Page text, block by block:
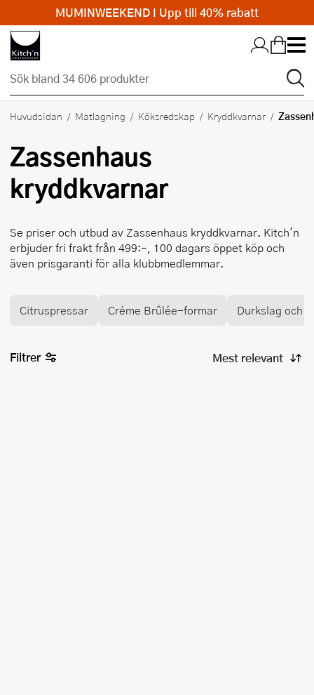
Hopp till huvudinnehållet
Huvudsidan Matlagning Köksredskap Kryddkvarnar
Zassenhaus
kryddkvarnar
Se priser och utbud avZassenhaus kryddkvarnar. Kitch'n
erbjuder fri frakt från 499:-, 100 dagars öppet köp och
även prisgaranti för alla klubbmedlemmar.
Citruspressar Créme Brûlée-formar Durkslag och
Filtrer
MUMINWEEKEND I Upp till 40% rabatt